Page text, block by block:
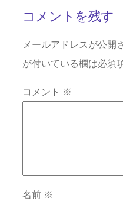
コメントを残す
メールアドレスが公開
が付いている欄は必須
コメント ※
名前 ※